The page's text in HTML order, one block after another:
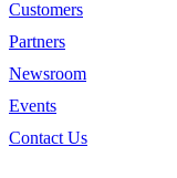
Customers
Partners
Newsroom
Events
Contact Us